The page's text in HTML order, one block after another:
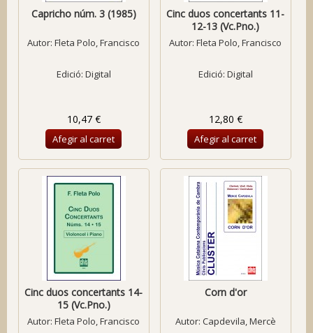
Capricho núm. 3 (1985)
Autor:Fleta Polo, Francisco
Edició: Digital
10,47 €
Afegir al carret
Cinc duos concertants 11-
12-13 (Vc.Pno.)
Autor:Fleta Polo, Francisco
Edició: Digital
12,80 €
Afegir al carret
Cinc duos concertants 14-
15 (Vc.Pno.)
Autor:Fleta Polo, Francisco
Corn d'or
Autor: Capdevila, Mercè